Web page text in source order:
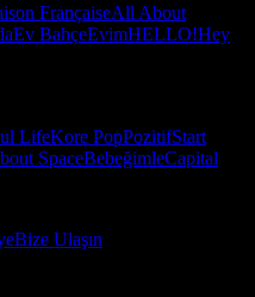
FrançaiseAll About
Ev BahçeEvimHELLO!Hey
LifeKore PopPozitifStart
SpaceBebeğimleCapital
Bize Ulaşın